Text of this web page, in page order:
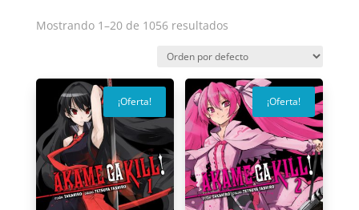
Mostrando 1–20 de 1056 resultados
¡Oferta! ¡Oferta!